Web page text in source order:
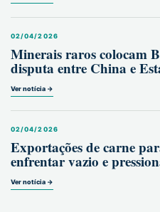
02/04/2026
Minerais raros colocam
disputa entre China e
Ver notícia →
02/04/2026
Exportações de carne
enfrentar vazio e
Ver notícia →